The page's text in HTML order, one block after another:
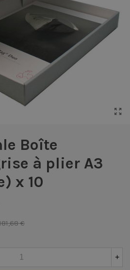
Boîte
à plier A3
x 10
€
+